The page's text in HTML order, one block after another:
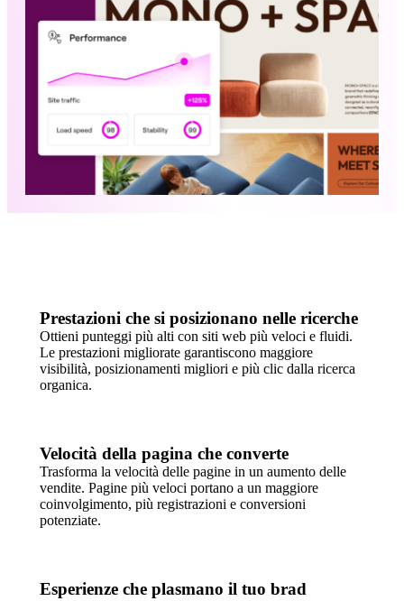
Prestazioni che si posizionano nelle ricerche
Ottieni punteggi più alti con siti web più veloci e fluidi.
Le prestazioni migliorate garantiscono maggiore
visibilità, posizionamenti migliori e più clic dalla ricerca
organica.
Velocità della pagina che converte
Trasforma la velocità delle pagine in un aumento delle
vendite. Pagine più veloci portano a un maggiore
coinvolgimento, più registrazioni e conversioni
potenziate.
Esperienze che plasmano il tuo brad